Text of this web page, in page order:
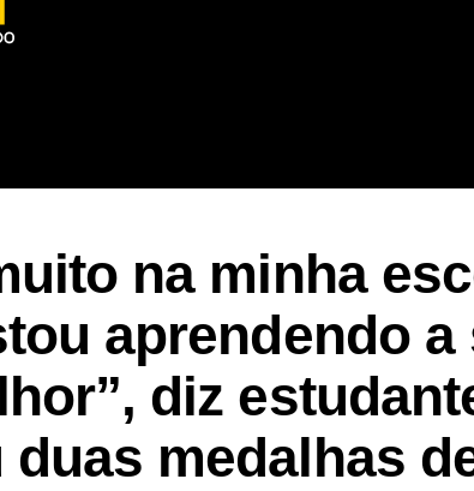
na minha
aprendendo a
diz
medalhas